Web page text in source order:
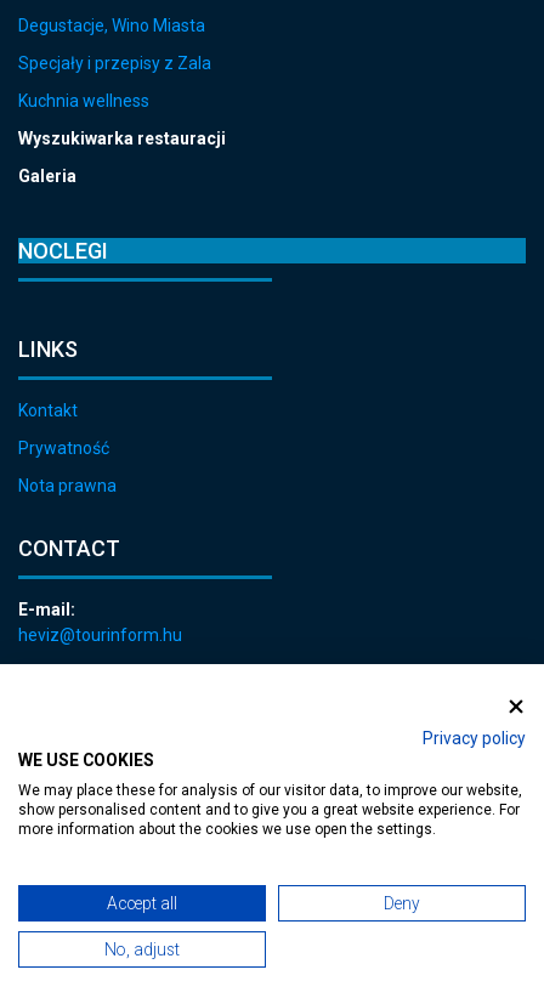
Privacy policy
WE USE COOKIES
We may place these for analysis of our visitor data, to improve our website,
show personalised content and to give you a great website experience. For
more information about the cookies we use open the settings.
Accept all Deny
No, adjust
Degustacje, Wino Miasta
Specjały i przepisy z Zala
Kuchnia wellness
Wyszukiwarka restauracji
Galeria
NOCLEGI
LINKS
Kontakt
Prywatność
Nota prawna
CONTACT
E-mail:
heviz@tourinform.hu
MediaGum|Cookie renewals